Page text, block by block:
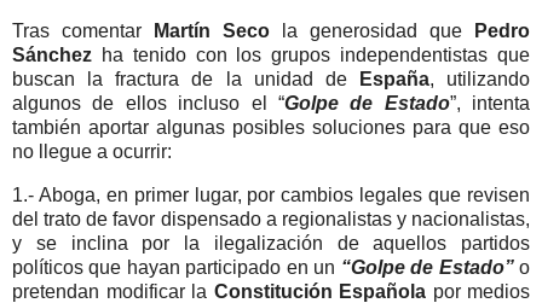
Tras comentar Martín Seco la generosidad que
Pedro
Sánchez ha tenido con los grupos independentistas que
buscan la fractura de la unidad de
España, utilizando
algunos de ellos incluso el “Golpe de Estado”, intenta
también aportar algunas posibles soluciones para que eso
no llegue a ocurrir:
1.- Aboga, en primer lugar, por cambios legales que revisen
del trato de favor dispensado a regionalistas y nacionalistas,
y se inclina por la ilegalización de aquellos partidos
políticos que hayan participado en un “Golpe de Estado”o
pretendan modificar la Constitución Española por medios